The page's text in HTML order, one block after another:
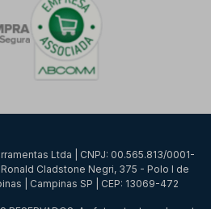
Ltda | CNPJ: 00.565.813/0001-
Ronald Cladstone Negri, 375 - Polo I de
| Campinas SP | CEP: 13069-472